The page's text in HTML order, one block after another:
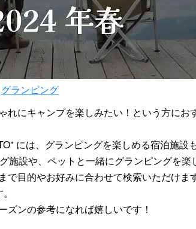
グランピング
れにキャンプを楽しみたい！という方にお
には、グランピングを楽しめる宿泊施設
施設や、ペットと一緒にグランピングを楽
目的やお好みに合わせて検索いただけます
ズンの参考になれば嬉しいです！